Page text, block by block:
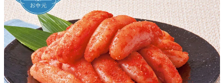
贈る相手から選ぶ